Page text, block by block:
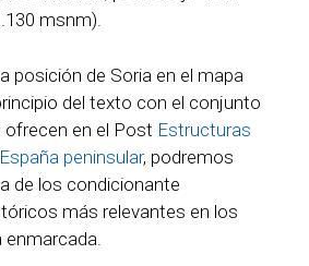
msnm).
posición de Soria en el mapa
del texto con el conjunto
ofrecen en el Post Estructuras
peninsular, podremos
de los condicionante
más relevantes en los